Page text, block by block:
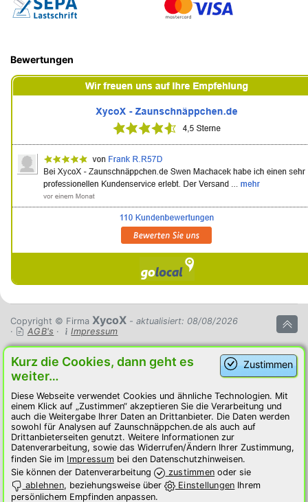
Bewertungen
Copyright © Firma XycoX - aktualisiert: 08/08/2026
·
AGB's · Impressum
Zustimmen
Kurz die Cookies, dann geht es
weiter…
Diese Webseite verwendet Cookies und ähnliche Technologien. Mit
einem Klick auf „Zustimmen“ akzeptieren Sie die Verarbeitung und
auch die Weitergabe Ihrer Daten an Drittanbieter. Die Daten werden
sowohl für Analysen auf Zaunschnäppchen.de als auch auf
Drittanbieterseiten genutzt. Weitere Informationen zur
Datenverarbeitung, sowie das Widerrufen/Ändern Ihrer Zustimmung,
finden Sie im Impressumbei den Datenschutzhinweisen.
Sie können der Datenverarbeitung
zustimmen oder sie
ablehnen, beziehungsweise über Einstellungen Ihrem
persönlichem Empfinden anpassen.